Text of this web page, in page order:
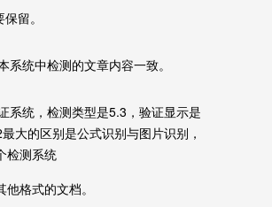
留。
统中检测的文章内容一致。
系统，检测类型是5.3，验证显示是
大的区别是公式识别与图片识别，
检测系统
格式的文档。